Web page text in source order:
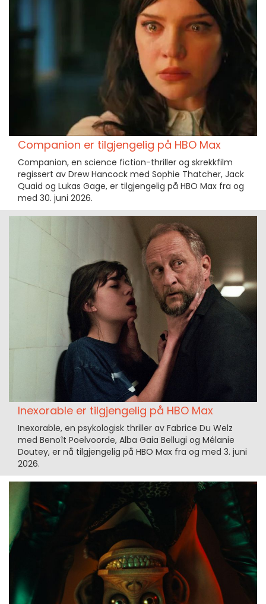
Companion er tilgjengelig på HBO Max
Companion, en science fiction-thriller og skrekkfilm
regissert av Drew Hancock med Sophie Thatcher, Jack
Quaid og Lukas Gage, er tilgjengelig på HBO Max fra og
med 30. juni 2026.
Inexorable er tilgjengelig på HBO Max
Inexorable, en psykologisk thriller av Fabrice Du Welz
med Benoît Poelvoorde, Alba Gaia Bellugi og Mélanie
Doutey, er nå tilgjengelig på HBO Max fra og med 3. juni
2026.